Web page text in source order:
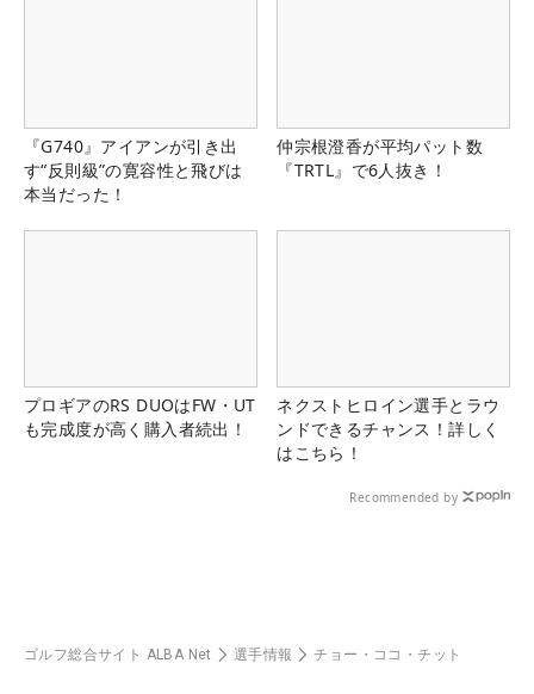
『G740』アイアンが引き出
す“反則級”の寛容性と飛びは
本当だった！
仲宗根澄香が平均パット数
『TRTL』で6人抜き！
プロギアのRS DUOはFW・UT
も完成度が高く購入者続出！
ネクストヒロイン選手とラウ
ンドできるチャンス！詳しく
はこちら！
Recommended by
ゴルフ総合サイト ALBA Net 選手情報 チョー・ココ・チット